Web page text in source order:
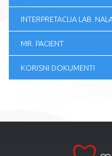
INTERPRETACIJA LAB.
MR. PACIENT
KORISNI DOKUMENTI